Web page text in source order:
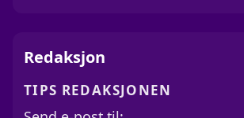
Redaksjon
TIPS REDAKSJONEN